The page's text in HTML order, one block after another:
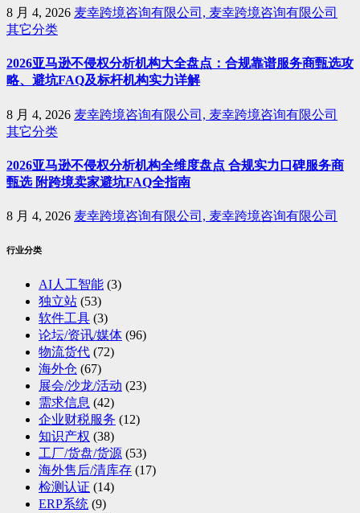
8 月 4, 2026 麦幸跨境咨询有限公司, 麦幸跨境咨询有限公司
其它分类
2026亚马逊不侵权分析机构大全盘点：合规靠谱服务商甄选攻
略、避坑FAQ及标杆机构实力详解
8 月 4, 2026 麦幸跨境咨询有限公司, 麦幸跨境咨询有限公司
其它分类
2026亚马逊不侵权分析机构全维度盘点 合规实力口碑服务商
甄选 附跨境卖家避坑FAQ全指南
8 月 4, 2026 麦幸跨境咨询有限公司, 麦幸跨境咨询有限公司
行业分类
AI人工智能 (3)
独立站 (53)
软件工具 (3)
论坛/资讯/媒体 (96)
物流货代 (72)
海外仓 (67)
展会/沙龙/活动 (23)
需求信息 (42)
企业财税服务 (12)
知识产权 (38)
工厂/货盘/货源 (53)
海外售后/清库存 (17)
检测认证 (14)
ERP系统 (9)